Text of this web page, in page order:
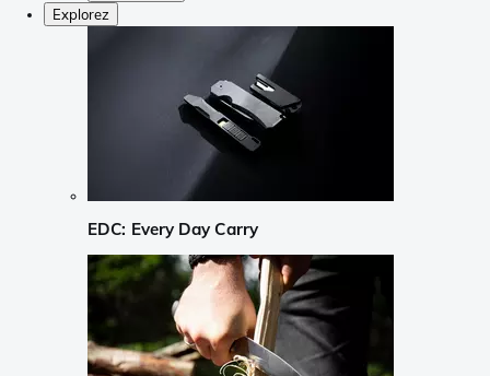
Explorez
EDC: Every Day Carry